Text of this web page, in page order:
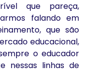
que pareça,
falando em
que são
educacional,
o educador
nessas linhas de